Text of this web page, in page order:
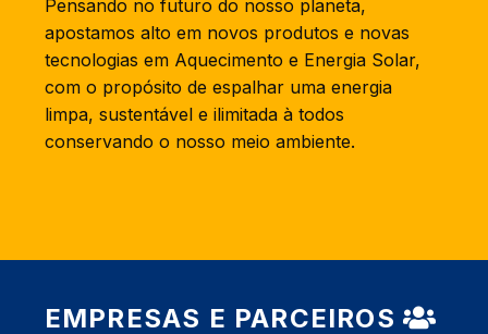
Pensando no futuro do nosso planeta,
apostamos alto em novos produtos e novas
tecnologias em Aquecimento e Energia Solar,
com o propósito de espalhar uma energia
limpa, sustentável e ilimitada à todos
conservando o nosso meio ambiente.
EMPRESAS E PARCEIROS